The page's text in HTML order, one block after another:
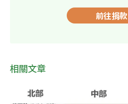
前往捐款
相關文章